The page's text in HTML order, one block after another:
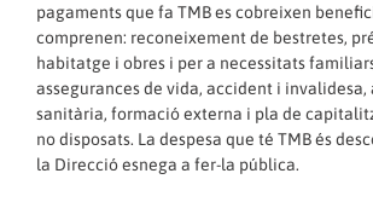
pagaments que fa TMB es cobreixen
comprenen: reconeixement de bestretes,
habitatge i obres i per a necessitats
assegurances de vida, accident i invalidesa,
sanitària, formació externa i pla de
no disposats. La despesa que té TMB és
la Direcció esnega a fer-la pública.